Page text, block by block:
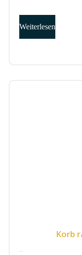
Weiterlesen
Korb
75.00 €